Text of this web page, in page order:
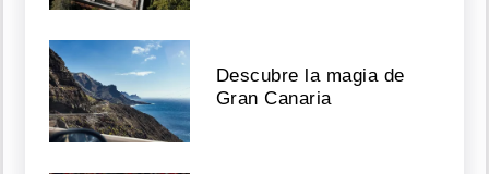
Descubre la magia de
Gran Canaria